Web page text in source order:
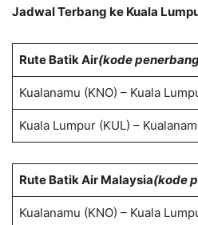
Jadwal Terbang ke Kuala
Rute Batik Air(kode
Kualanamu (KNO) – Kuala
Kuala Lumpur (KUL) –
Rute Batik Air Malaysia(kode
Kualanamu (KNO) – Kuala